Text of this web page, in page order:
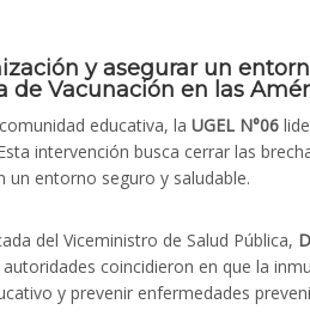
y asegurar un
de Vacunación en las
educativa, la UGEL N°06
intervención busca cerrar las
un entorno seguro y saludable.
del Viceministro de Salud Pública,
autoridades coincidieron en que la
y prevenir enfermedades